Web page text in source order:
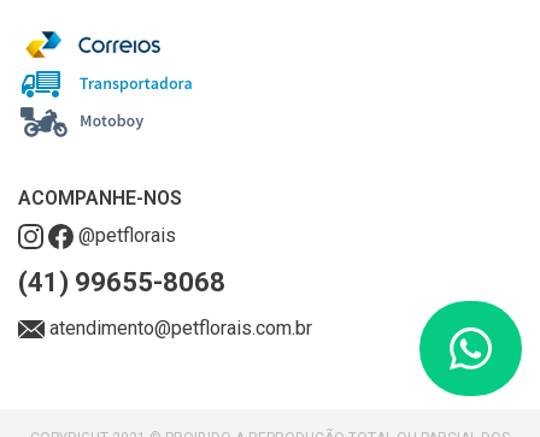
ACOMPANHE-NOS
@petflorais
(41) 99655-8068
atendimento@petflorais.com.br